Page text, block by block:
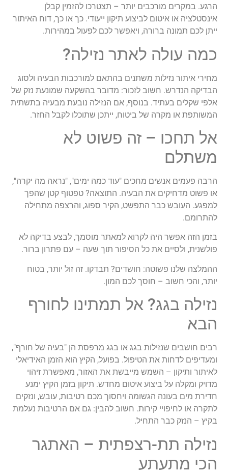
הרגע. במקרים מורכבים יותר – תצטרכו להזמין קבלן
אינסטלציה או איטום לביצוע תיקון ייעודי. כך או כך, דוח האיתור
ייתן לכם תמונה ברורה, ויאפשר לכם לפעול במהירות.
כמה עולה לאתר נזילה?
מחירי איתור נזילות משתנים בהתאם למורכבות הבעיה ולסוג
הבדיקה הנדרש. חשוב לזכור: מדובר בהשקעה שמונעת נזק של
אלפי שקלים בעתיד. בנוסף, אם הנזילה נובעת מבעיה בתשתית
המשותפת או מקרה של ביטוח, ייתכן שתוכלו לקבל החזר.
אל תחכו – זה פשוט לא
משתלם
הרבה פעמים אנשים מחכים "עוד כמה ימים", "נראה מה יקרה",
או פשוט מדחיקים את הבעיה. התוצאה? טפטוף קטן שהפך
למפגע. העובש כבר התפשט, הקיר ספוג, והרצפה מתחילה
להתרומם.
בזמן הזה אפשר היה לקרוא למאתר מוסמך, לבצע בדיקה לא
פולשנית, ולסיים את כל הסיפור תוך שעה – עם פתרון ברור.
ההמלצה שלנו פשוטה: חושדים? תבדקו. זה זול יותר, בטוח
יותר, והכי חשוב – חוסך לכם המון.
נזילה בגג? אל תמתינו לחורף
הבא
רבים חושבים שנזילות בגג או בגג מרפסת הן "בעיה של חורף",
ומעדיפים לדחות את הטיפול. בפועל, הקיץ הוא הזמן האידיאלי
לאיתור ותיקון – השמש מייבשת את האזור, מאפשרת זיהוי
מדויק ומקלה על ביצוע איטום מחדש. תיקון בזמן הקיץ ימנע
חדירת מים בעונה הגשומה ויחסוך מכם רטיבות, עובש, ונזקים
לתקרה או לחיפויי קירות. חשוב להבין: גם אם הרטיבות נעלמת
בקיץ – הנזק כבר התחיל.
נזילה תת-רצפתית – האתגר
הכי מתעתע